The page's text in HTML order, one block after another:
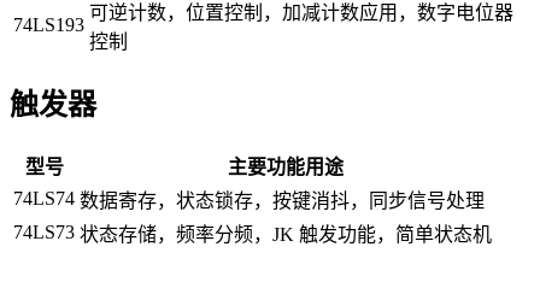
74LS193
可逆计数，位置控制，加减计数应用，数字电位器
控制
触发器
型号
主要功能用途
74LS74 数据寄存，状态锁存，按键消抖，同步信号处理
74LS73 状态存储，频率分频，JK 触发功能，简单状态机